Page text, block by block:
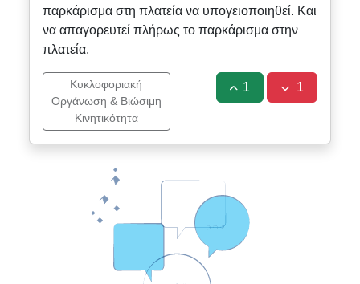
παρκάρισμα στη πλατεία να υπογειοποιηθεί. Και
να απαγορευτεί πλήρως το παρκάρισμα στην
πλατεία.
Κυκλοφοριακή
Οργάνωση & Βιώσιμη
Κινητικότητα
1 1